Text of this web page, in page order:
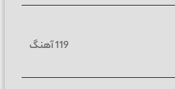
119 آهنگ